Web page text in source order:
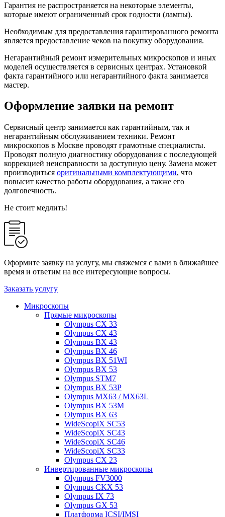
Гарантия не распространяется на некоторые элементы,
которые имеют ограниченный срок годности (лампы).
Необходимым для предоставления гарантированного ремонта
является предоставление чеков на покупку оборудования.
Негарантийный ремонт измерительных микроскопов и иных
моделей осуществляется в сервисных центрах. Установкой
факта гарантийного или негарантийного факта занимается
мастер.
Оформление заявки на ремонт
Сервисный центр занимается как гарантийным, так и
негарантийным обслуживанием техники. Ремонт
микроскопов в Москве проводят грамотные специалисты.
Проводят полную диагностику оборудования с последующей
коррекцией неисправности за доступную цену. Замена может
производиться оригинальными комплектующими, что
повысит качество работы оборудования, а также его
долговечность.
Не стоит медлить!
Оформите заявку на услугу, мы свяжемся с вами в ближайшее
время и ответим на все интересующие вопросы.
Заказать услугу
Микроскопы
Прямые микроскопы
Olympus CX 33
Olympus CX 43
Olympus BX 43
Olympus BX 46
Olympus BX 51WI
Olympus BX 53
Olympus STM7
Olympus BX 53P
Olympus MX63 / MX63L
Olympus BX 53M
Olympus BX 63
WideScopiX SC53
WideScopiX SC43
WideScopiX SC46
WideScopiX SC33
Olympus CX 23
Инвертированные микроскопы
Olympus FV3000
Olympus CKX 53
Olympus IX 73
Olympus GX 53
Платформа ICSI/IMSI